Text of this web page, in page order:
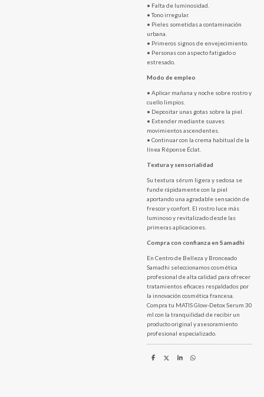
• Falta de luminosidad.
• Tono irregular.
• Pieles sometidas a contaminación
urbana.
• Primeros signos de envejecimiento.
• Personas con aspecto fatigado o
estresado.
Modo de empleo
• Aplicar mañana y noche sobre rostro y
cuello limpios.
• Depositar unas gotas sobre la piel.
• Extender mediante suaves
movimientos ascendentes.
• Continuar con la crema habitual de la
línea Réponse Éclat.
Textura y sensorialidad
Su textura sérum ligera y sedosa se
funde rápidamente con la piel
aportando una agradable sensación de
frescor y confort. El rostro luce más
luminoso y revitalizado desde las
primeras aplicaciones.
Compra con confianza en Samadhi
En Centro de Belleza y Bronceado
Samadhi seleccionamos cosmética
profesional de alta calidad para ofrecer
tratamientos eficaces respaldados por
la innovación cosmética francesa.
Compra tu MATIS Glow-Detox Serum 30
ml con la tranquilidad de recibir un
producto original y asesoramiento
profesional especializado.
C
C
C
C